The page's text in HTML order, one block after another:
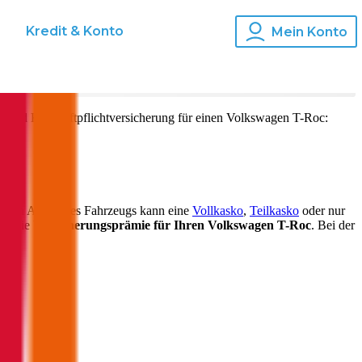
Kredit & Konto Mein Konto
und Kfz-Haftpflichtversicherung für einen Volkswagen T-Roc:
Alter Ihres Fahrzeugs kann eine Vollkasko, Teilkasko oder nur
die Versicherungsprämie für Ihren Volkswagen T-Roc. Bei der